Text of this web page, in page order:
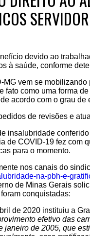
devido ao
à saúde, conforme
MG vem se
fato como uma forma
acordo com o grau
de revisões e
insalubridade
de COVID-19 fez
para o momento.
nos canais do
na-pbh-e-
de Minas Gerais
conquistadas:
de 2020 instituiu a
efetivo das
janeiro de 2005, que